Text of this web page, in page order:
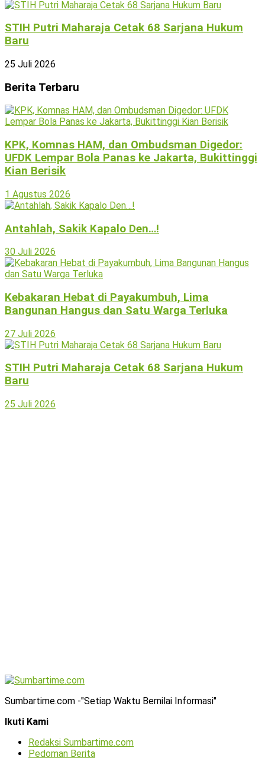
STIH Putri Maharaja Cetak 68 Sarjana Hukum
Baru
25 Juli 2026
Berita Terbaru
KPK, Komnas HAM, dan Ombudsman Digedor:
UFDK Lempar Bola Panas ke Jakarta, Bukittinggi
Kian Berisik
1 Agustus 2026
Antahlah, Sakik Kapalo Den…!
30 Juli 2026
Kebakaran Hebat di Payakumbuh, Lima
Bangunan Hangus dan Satu Warga Terluka
27 Juli 2026
STIH Putri Maharaja Cetak 68 Sarjana Hukum
Baru
25 Juli 2026
Sumbartime.com -"Setiap Waktu Bernilai Informasi"
Ikuti Kami
Redaksi Sumbartime.com
Pedoman Berita